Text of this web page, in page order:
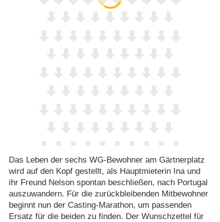
Das Leben der sechs WG-Bewohner am Gärtnerplatz
wird auf den Kopf gestellt, als Hauptmieterin Ina und
ihr Freund Nelson spontan beschließen, nach Portugal
auszuwandern. Für die zurückbleibenden Mitbewohner
beginnt nun der Casting-Marathon, um passenden
Ersatz für die beiden zu finden. Der Wunschzettel für